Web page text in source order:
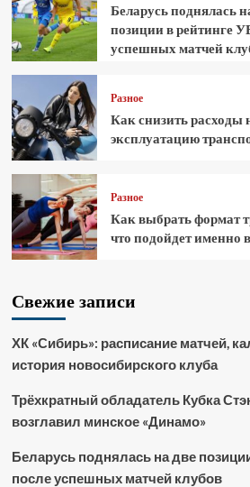
Беларусь поднялась
позиции в рейтинге
успешных матчей
Разное
Как снизить расходы
эксплуатацию
Разное
Как выбрать формат
что подойдет именно
Свежие записи
ХК «Сибирь»: расписание матчей,
история новосибирского клуба
Трёхкратный обладатель Кубка
возглавил минское «Динамо»
Беларусь поднялась на две
после успешных матчей клубов